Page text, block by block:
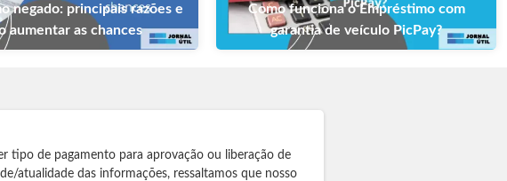
negado: principais razões e
aumentar as chances
Como funciona o Empréstimo com
garantia de veículo PicPay?
tipo de pagamento para aprovação ou liberação de
atualidade das informações, ressaltamos que nosso